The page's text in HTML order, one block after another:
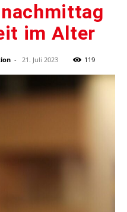
im Alter
- 21. Juli 2023 119